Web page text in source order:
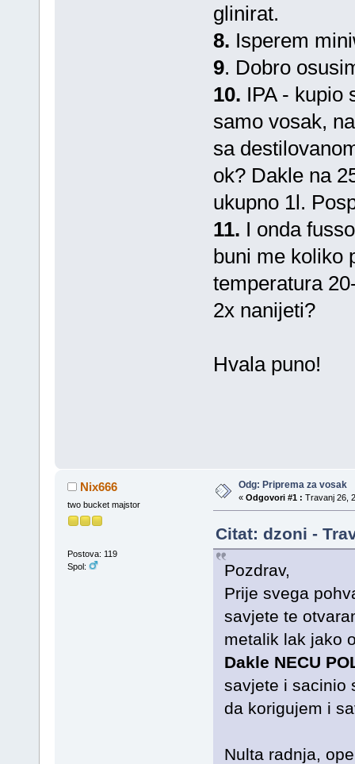
glinirat.
8. Isperem
9. Dobro
10. IPA - kupio
samo vosak,
sa
ok? Dakle na
ukupno 1l.
11. I onda
buni me koliko
temperatura
2x nanijeti?
Hvala puno!
Nix666
two bucket majstor
Postova: 119
Spol:
Odg: Priprema za vosak
« Odgovori #1 : Travanj 26,
Citat: dzoni -
Pozdrav,
Prije svega
savjete te
metalik lak jako
Dakle NECU
savjete i sacinio
da korigujem i
Nulta radnja,